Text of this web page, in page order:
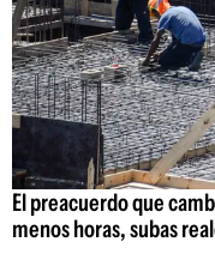
El preacuerdo que
menos horas, subas